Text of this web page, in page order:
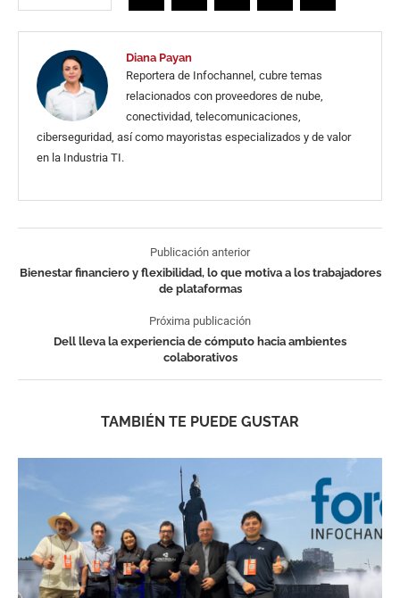
Diana Payan
Reportera de Infochannel, cubre temas
relacionados con proveedores de nube,
conectividad, telecomunicaciones,
ciberseguridad, así como mayoristas especializados y de valor
en la Industria TI.
Publicación anterior
Bienestar financiero y flexibilidad, lo que motiva a los trabajadores
de plataformas
Próxima publicación
Dell lleva la experiencia de cómputo hacia ambientes
colaborativos
TAMBIÉN TE PUEDE GUSTAR